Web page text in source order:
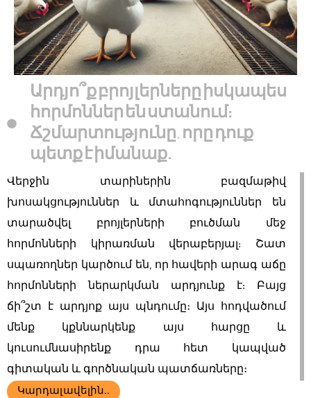
Արդյո՞ք բրոյլերները իսկապես
հորմոններ են ստանում:
Ճշմարտությունը, որը դուք
պետք է իմանաք.
Վերջին տարիներին բազմաթիվ
խոսակցություններ և մտահոգություններ են
տարածվել բրոյլերների բուծման մեջ
հորմոնների կիրառման վերաբերյալ: Շատ
սպառողներ կարծում են, որ հավերի արագ աճը
հորմոնների ներարկման արդյունք է: Բայց
ճի՞շտ է արդյոք այս պնդումը։ Այս հոդվածում
մենք կքննարկենք այս հարցը և
կուսումնասիրենք դրա հետ կապված
գիտական ​​և գործնական պատճառները։
Կարդալ ավելին..